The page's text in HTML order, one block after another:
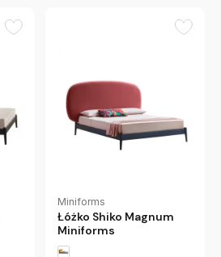
Miniforms
Łóżko Shiko Magnum
Miniforms